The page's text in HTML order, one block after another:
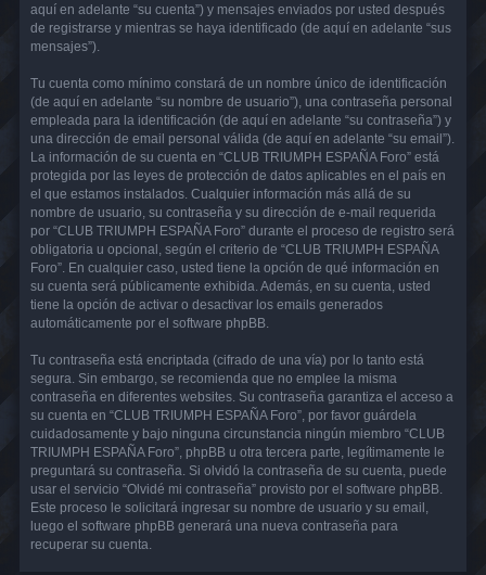
aquí en adelante “su cuenta”) y mensajes enviados por usted después
de registrarse y mientras se haya identificado (de aquí en adelante “sus
mensajes”).
Tu cuenta como mínimo constará de un nombre único de identificación
(de aquí en adelante “su nombre de usuario”), una contraseña personal
empleada para la identificación (de aquí en adelante “su contraseña”) y
una dirección de email personal válida (de aquí en adelante “su email”).
La información de su cuenta en “CLUB TRIUMPH ESPAÑA Foro” está
protegida por las leyes de protección de datos aplicables en el país en
el que estamos instalados. Cualquier información más allá de su
nombre de usuario, su contraseña y su dirección de e-mail requerida
por “CLUB TRIUMPH ESPAÑA Foro” durante el proceso de registro será
obligatoria u opcional, según el criterio de “CLUB TRIUMPH ESPAÑA
Foro”. En cualquier caso, usted tiene la opción de qué información en
su cuenta será públicamente exhibida. Además, en su cuenta, usted
tiene la opción de activar o desactivar los emails generados
automáticamente por el software phpBB.
Tu contraseña está encriptada (cifrado de una vía) por lo tanto está
segura. Sin embargo, se recomienda que no emplee la misma
contraseña en diferentes websites. Su contraseña garantiza el acceso a
su cuenta en “CLUB TRIUMPH ESPAÑA Foro”, por favor guárdela
cuidadosamente y bajo ninguna circunstancia ningún miembro “CLUB
TRIUMPH ESPAÑA Foro”, phpBB u otra tercera parte, legítimamente le
preguntará su contraseña. Si olvidó la contraseña de su cuenta, puede
usar el servicio “Olvidé mi contraseña” provisto por el software phpBB.
Este proceso le solicitará ingresar su nombre de usuario y su email,
luego el software phpBB generará una nueva contraseña para
recuperar su cuenta.